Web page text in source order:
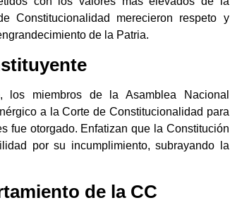
Constitucionalidad merecieron respeto y
de la Patria.
los miembros de la Asamblea Nacional
a la Corte de Constitucionalidad para
fue otorgado. Enfatizan que la Constitución
por su incumplimiento, subrayando la
de la CC